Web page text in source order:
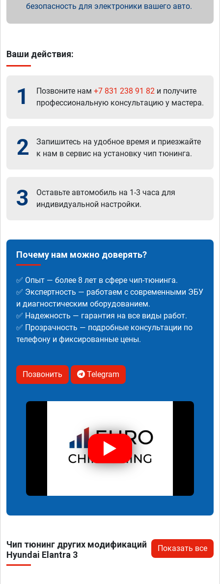
безопасность для электроники вашего авто.
Ваши действия:
1 Позвоните нам +7 831 238 91 82 и получите
профессиональную консультацию у мастера.
2
Запишитесь на удобное время и приезжайте
к нам в сервис на установку чип тюнинга.
3
Оставьте автомобиль на 1-3 часа для
индивидуальной настройки.
Почему нам можно доверять?
✅ Опыт — более 8 лет в сфере чип-тюнинга.
✅ Экспертность — работаем с современными ЭБУ
и диагностическим оборудованием.
✅ Надежность — гарантия на все виды работ.
✅ Прозрачность — подробные консультации по
телефону и фиксированные цены.
Позвонить Telegram
Чип тюнинг других модификаций
Hyundai Elantra 3
Показать все